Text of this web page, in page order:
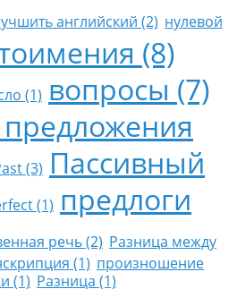
английский (2) нулевой
(8)
(1) вопросы (7)
(3) Пассивный
(1) предлоги
речь (2) Разница между
(1) произношение
(1) Разница (1)